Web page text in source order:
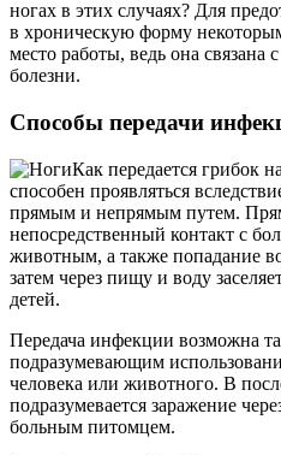
ногах в этих случаях? Для
в хроническую форму
место работы, ведь она связана
болезни.
Способы передачи
Как передается грибок
способен проявляться
прямым и непрямым путем.
непосредственный контакт с
животным, а также попадание
затем через пищу и воду
детей.
Передача инфекции возможна
подразумевающим
человека или животного. В
подразумевается заражение
больным питомцем.